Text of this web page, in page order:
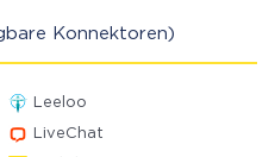
Konnektoren)
Leeloo
LiveChat